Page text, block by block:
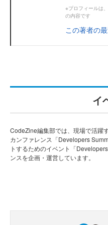
※プロフィールは
の内容です
この著者の
イ
CodeZine編集部では、現場で活躍
カンファレンス「Developers
トするためのイベント「
ンスを企画・運営しています。